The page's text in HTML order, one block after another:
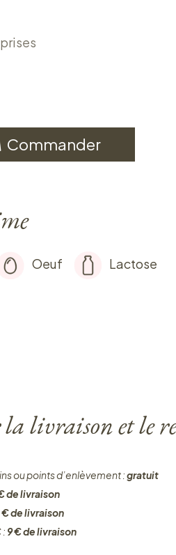
Commander
Oeuf Lactose
livraison et le
ou points d’enlèvement :gratuit
de livraison
€ de livraison
: 9 € de livraison